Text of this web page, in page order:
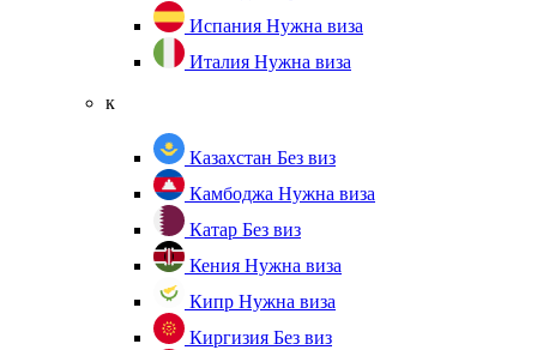
Испания Нужна виза
Италия Нужна виза
к
Казахстан Без виз
Камбоджа Нужна виза
Катар Без виз
Кения Нужна виза
Кипр Нужна виза
Киргизия Без виз